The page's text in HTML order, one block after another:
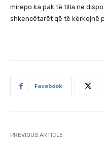
mirëpo ka pak të tilla në
shkencëtarët që të kërkojnë
Facebook
PREVIOUS ARTICLE